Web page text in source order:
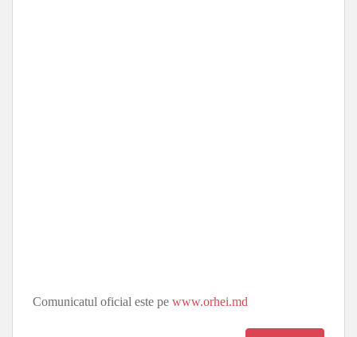
Comunicatul oficial este pe www.orhei.md